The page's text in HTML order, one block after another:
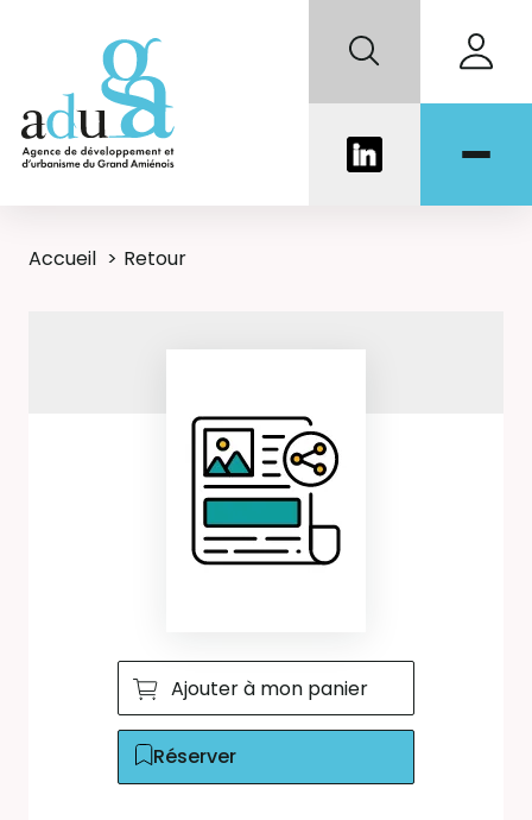
Accueil Retour
Ajouter à mon panier
Réserver